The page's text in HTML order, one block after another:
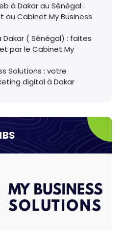
à Dakar au Sénégal :
Cabinet My Business
( Sénégal) : faites
par le Cabinet My
Solutions : votre
digital à Dakar